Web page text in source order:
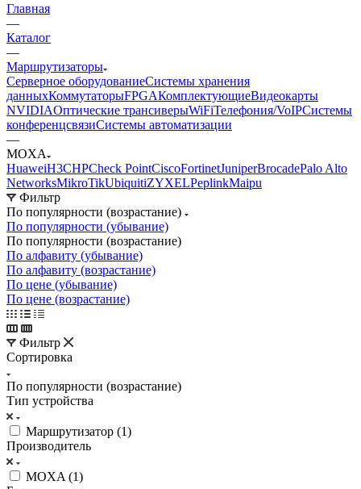
Главная
—
Каталог
—
Маршрутизаторы
Серверное оборудованиеСистемы хранения
данныхКоммутаторыFPGAКомплектующиеВидеокарты
NVIDIAОптические трансиверыWiFiТелефония/VoIPСистемы
конференцсвязиСистемы автоматизации
—
MOXA
HuaweiH3CHPCheck PointCiscoFortinetJuniperBrocadePalo Alto
NetworksMikroTikUbiquitiZYXELPeplinkMaipu
Фильтр
По популярности (возрастание)
По популярности (убывание)
По популярности (возрастание)
По алфавиту (убывание)
По алфавиту (возрастание)
По цене (убывание)
По цене (возрастание)
Фильтр
Сортировка
По популярности (возрастание)
Тип устройства
Маршрутизатор (1)
Производитель
MOXA (1)